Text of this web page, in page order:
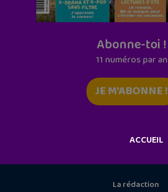
Abonne-toi !
11 numéros par an
JE M'ABONNE !
ACCUEIL
La rédaction